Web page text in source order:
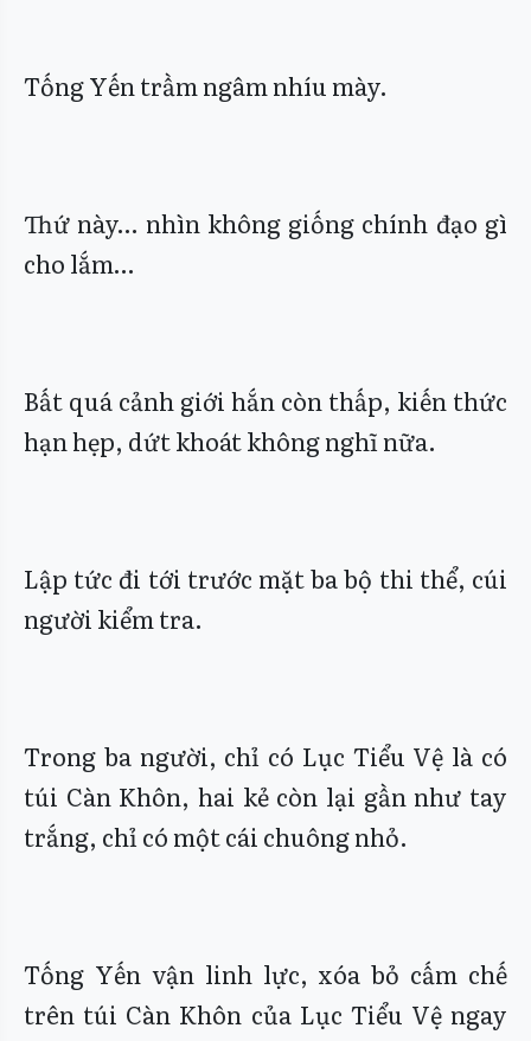
Tống Yến trầm ngâm nhíu mày.
Thứ này… nhìn không giống chính đạo gì
cho lắm…
Bất quá cảnh giới hắn còn thấp, kiến thức
hạn hẹp, dứt khoát không nghĩ nữa.
Lập tức đi tới trước mặt ba bộ thi thể, cúi
người kiểm tra.
Trong ba người, chỉ có Lục Tiểu Vệ là có
túi Càn Khôn, hai kẻ còn lại gần như tay
trắng, chỉ có một cái chuông nhỏ.
Tống Yến vận linh lực, xóa bỏ cấm chế
trên túi Càn Khôn của Lục Tiểu Vệ ngay